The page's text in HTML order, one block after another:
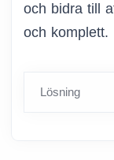
och bidra till
och komplett.
Lösning